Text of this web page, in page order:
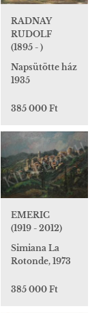
RADNAY
RUDOLF
(1895 - )
Napsütötte ház
1935
385 000 Ft
EMERIC
(1919 - 2012)
Simiana La
Rotonde, 1973
385 000 Ft